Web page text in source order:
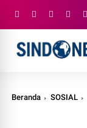
Beranda SOSIAL